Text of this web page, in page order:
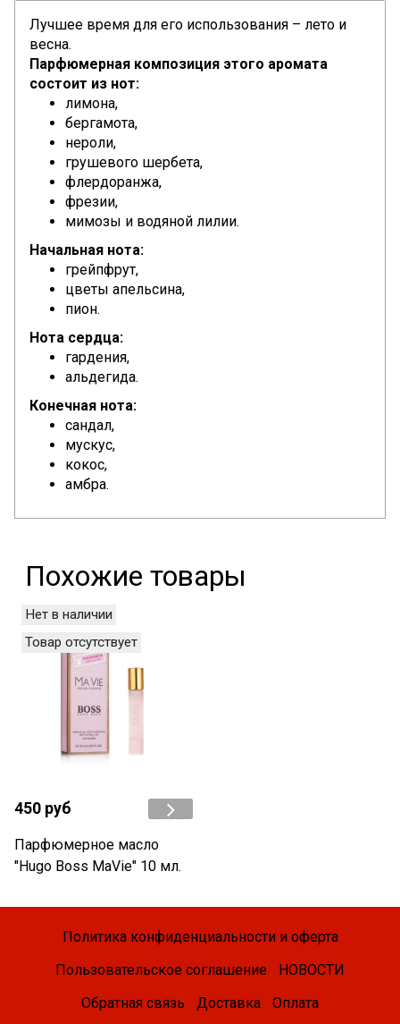
Лучшее время для его использования – лето и
весна.
Парфюмерная композиция этого аромата
состоит из нот:
лимона,
бергамота,
нероли,
грушевого шербета,
флердоранжа,
фрезии,
мимозы и водяной лилии.
Начальная нота:
грейпфрут,
цветы апельсина,
пион.
Нота сердца:
гардения,
альдегида.
Конечная нота:
сандал,
мускус,
кокос,
амбра.
Похожие товары
Нет в наличии
Товар отсутствует
450 руб
Парфюмерное масло
"Hugo Boss MaVie" 10 мл.
Политика конфиденциальности и оферта
Пользовательское соглашение
НОВОСТИ
Обратная связь
Доставка Оплата